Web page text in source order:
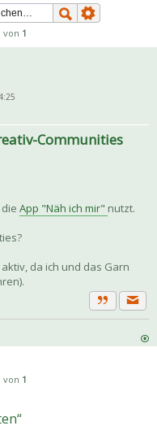
von 1
Communities
App "Näh ich mir" nutzt.
da ich und das Garn
Zitat
von 1